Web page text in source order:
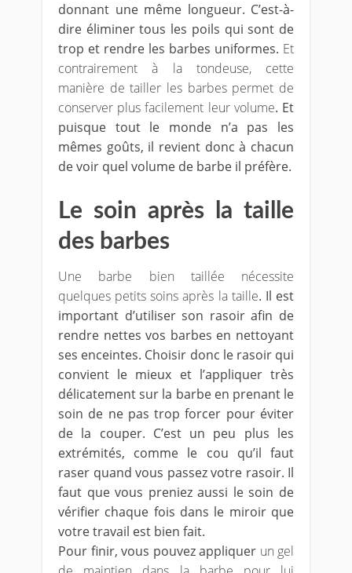
donnant une même longueur. C’est-à-
dire éliminer tous les poils qui sont de
trop et rendre les barbes uniformes. Et
contrairement à la tondeuse, cette
manière de tailler les barbes permet de
conserver plus facilement leur volume. Et
puisque tout le monde n’a pas les
mêmes goûts, il revient donc à chacun
de voir quel volume de barbe il préfère.
Le soin après la taille
des barbes
Une barbe bien taillée nécessite
quelques petits soins après la taille. Il est
important d’utiliser son rasoir afin de
rendre nettes vos barbes en nettoyant
ses enceintes. Choisir donc le rasoir qui
convient le mieux et l’appliquer très
délicatement sur la barbe en prenant le
soin de ne pas trop forcer pour éviter
de la couper. C’est un peu plus les
extrémités, comme le cou qu’il faut
raser quand vous passez votre rasoir. Il
faut que vous preniez aussi le soin de
vérifier chaque fois dans le miroir que
votre travail est bien fait.
Pour finir, vous pouvez appliquer un gel